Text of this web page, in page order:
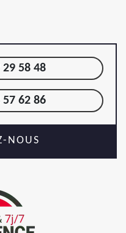
29 58 48
57 62 86
NOUS